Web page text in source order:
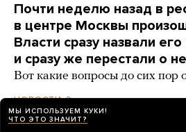
Почти неделю назад в
в центре Москвы
Власти сразу назвали
и сразу же перестали о
Вот какие вопросы до сих пор
НОВОСТИ 3 дня назад
МЫ ИСПОЛЬЗУЕМ КУКИ!
ЧТО ЭТО ЗНАЧИТ?